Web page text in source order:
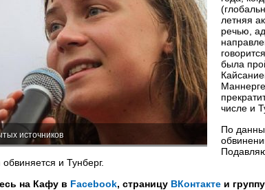
источников
летняя
речью,
была
числе и
По
и Тунберг.
на Кафу в Facebook, страницу ВКонтакте и